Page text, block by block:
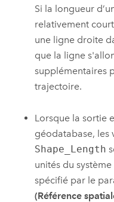
Si la longueur
relativement
une ligne droite
que la ligne
supplémentaires
trajectoire.
Lorsque la sortie
géodatabase, les
Shape_Length
unités du
spécifié par le
(Référence